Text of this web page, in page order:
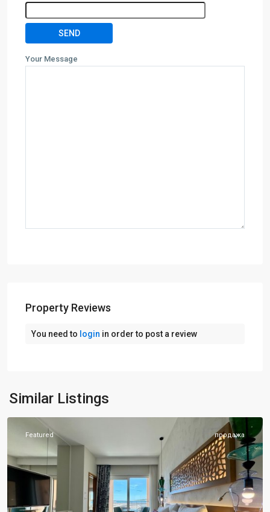
Your Message
Property Reviews
You need to login in order to post a review
Similar Listings
бэй
Тиват
Featured продажа